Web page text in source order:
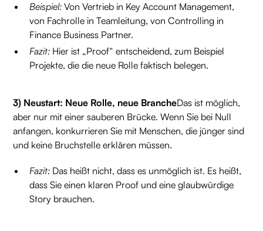
Beispiel: Von Vertrieb in Key Account Management,
von Fachrolle in Teamleitung, von Controlling in
Finance Business Partner.
Fazit: Hier ist „Proof“ entscheidend, zum Beispiel
Projekte, die die neue Rolle faktisch belegen.
3) Neustart: Neue Rolle, neue BrancheDas ist möglich,
aber nur mit einer sauberen Brücke. Wenn Sie bei Null
anfangen, konkurrieren Sie mit Menschen, die jünger sind
und keine Bruchstelle erklären müssen.
Fazit: Das heißt nicht, dass es unmöglich ist. Es heißt,
dass Sie einen klaren Proof und eine glaubwürdige
Story brauchen.